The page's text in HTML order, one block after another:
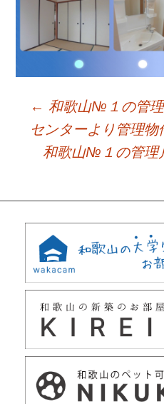
Post
← 和歌山№１の管
センターより管理物
和歌山№１の管理